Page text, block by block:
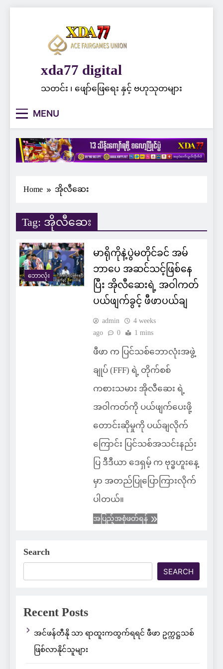
xda77 digital
သတင်း ၊ ဖျော်ဖြေရေး နှင့် ဗဟုသုတများ
MENU
Home အိုလီဆေး
Tag: အိုလီဆေး
ဘောလုံး
မာရိုကိုနဲ့ပွဲမတိုင်ခင် အမ်
ဘာပေ အဆင်သင့်ဖြစ်နေ
ပြီး အိုလီဆေးရဲ့ အဝါကတ်
ပယ်ဖျက်ခွင့် ဖီဖာပယ်ချ
admin
4 weeks
ago
0 1 mins
ဖီဖာ က ပြင်သစ်ဘောလုံးအဖွဲ့
ချုပ် (FFF) ရဲ့ တိုက်စစ်
ကစားသမား အိုလီဆေး ရဲ့
အဝါကတ်ကို ပယ်ဖျက်ပေးဖို့
တောင်းဆိုမှုကို ပယ်ချလိုက်
ကြောင်း ပြင်သစ်အသင်းနည်း
ပြ ဒီဒီယာ ဒေရှမ့် က ဗုဒ္ဓဟူးနေ့
မှာ အတည်ပြုပြောကြားလိုက်
ပါတယ်။
အပြည့်အစုံဖတ်ရန်
Search
SEARCH
Recent Posts
အင်ဖန်တီနို သာ ရာထူးကထွက်ရရင် ဖီဖာ ဥက္ကဋ္ဌသစ်
ဖြစ်လာနိုင်သူများ